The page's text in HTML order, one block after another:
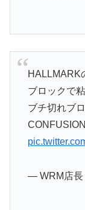
HALLMARK
ブロックで
ブチ切れブ
— WRM店長